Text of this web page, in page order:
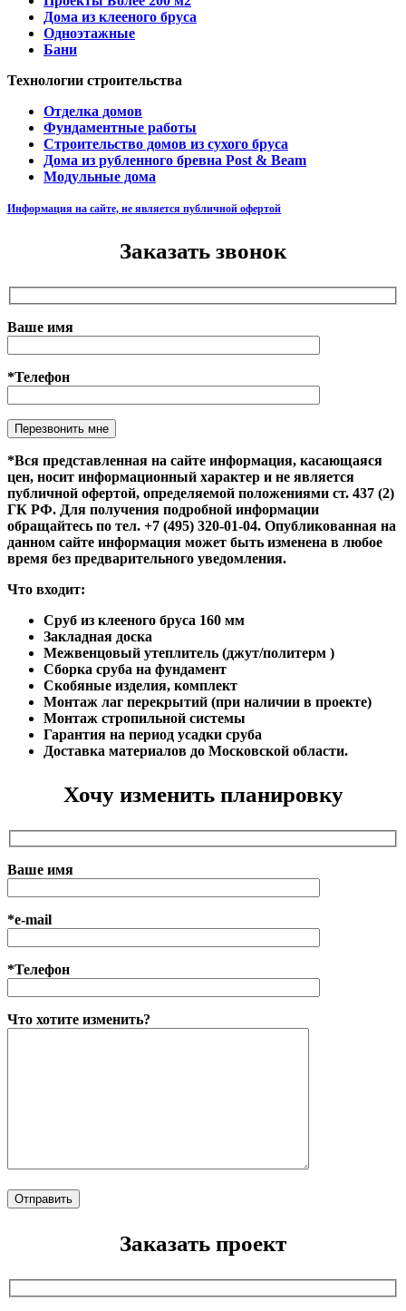
Дома из клееного бруса
Одноэтажные
Бани
Технологии строительства
Отделка домов
Фундаментные работы
Строительство домов из сухого бруса
Дома из рубленного бревна Post & Beam
Модульные дома
Информация на сайте, не является публичной офертой
Заказать звонок
Ваше имя
*Телефон
Оставьте это поле пустым.
*Вся представленная на сайте информация, касающаяся
цен, носит информационный характер и не является
публичной офертой, определяемой положениями ст. 437 (2)
ГК РФ. Для получения подробной информации
обращайтесь по тел. +7 (495) 320-01-04. Опубликованная на
данном сайте информация может быть изменена в любое
время без предварительного уведомления.
Что входит:
Сруб из клееного бруса 160 мм
Закладная доска
Межвенцовый утеплитель (джут/политерм )
Сборка сруба на фундамент
Скобяные изделия, комплект
Монтаж лаг перекрытий (при наличии в проекте)
Монтаж стропильной системы
Гарантия на период усадки сруба
Доставка материалов до Московской области.
Хочу изменить планировку
Ваше имя
*e-mail
*Телефон
Что хотите изменить?
Заказать проект